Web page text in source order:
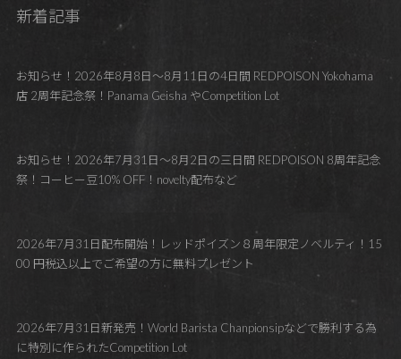
新着記事
お知らせ！2026年8月8日～8月11日の4日間 REDPOISON Yokohama
店 2周年記念祭！Panama Geisha やCompetition Lot
お知らせ！2026年7月31日～8月2日の三日間 REDPOISON 8周年記念
祭！コーヒー豆10% OFF！novelty配布など
2026年7月31日配布開始！レッドポイズン８周年限定ノベルティ！15
00 円税込以上でご希望の方に無料プレゼント
2026年7月31日新発売！World Barista Chanpionsipなどで勝利する為
に特別に作られたCompetition Lot